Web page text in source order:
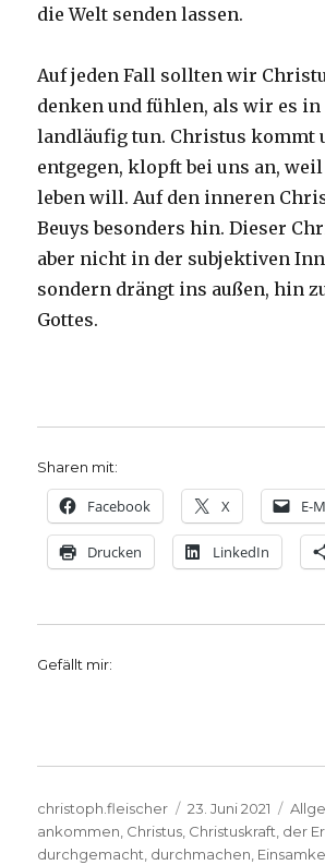
die Welt senden lassen.
Auf jeden Fall sollten wir
denken und fühlen, als wir es
landläufig tun. Christus kommt
entgegen, klopft bei uns an,
leben will. Auf den inneren
Beuys besonders hin. Dieser
aber nicht in der subjektiven
sondern drängt ins außen, hin
Gottes.
Sharen mit:
Facebook X E-
Drucken LinkedIn
Gefällt mir:
Autor
christoph.fleischer
Veröffentlicht
am
23. Juni 2021
ankommen, Christus, Christuskraft, der
durchgemacht, durchmachen,